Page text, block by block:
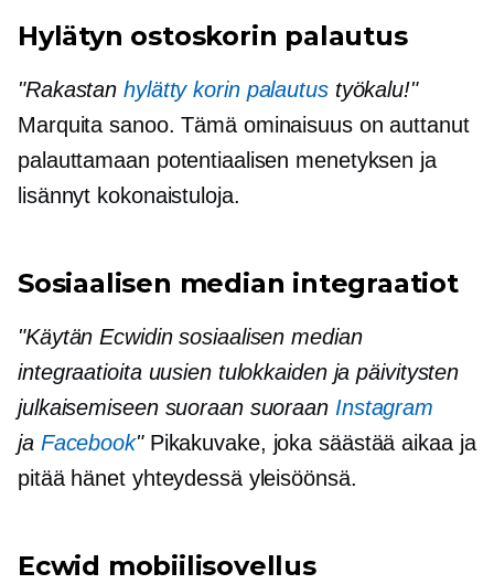
Hylätyn ostoskorin palautus
"Rakastanhylätty korin palautustyökalu!"
Marquita sanoo. Tämä ominaisuus on auttanut
palauttamaan potentiaalisen menetyksen ja
lisännyt kokonaistuloja.
Sosiaalisen median integraatiot
"Käytän Ecwidin sosiaalisen median
integraatioita uusien tulokkaiden ja päivitysten
julkaisemiseen suoraan suoraan Instagram
ja Facebook"Pikakuvake, joka säästää aikaa ja
pitää hänet yhteydessä yleisöönsä.
Ecwid mobiilisovellus